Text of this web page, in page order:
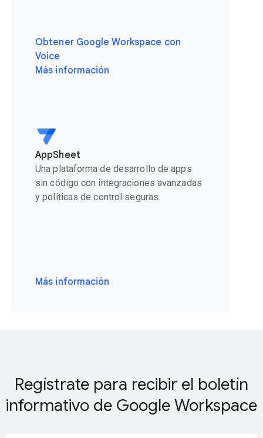
Obtener Google Workspace con
Voice
Más información
AppSheet
Una plataforma de desarrollo de apps
sin código con integraciones avanzadas
y políticas de control seguras.
Más información
Regístrate para recibir el boletín
informativo de Google Workspace